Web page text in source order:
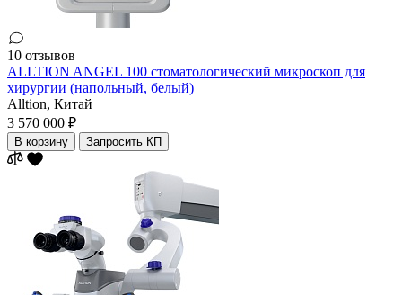
10 отзывов
ALLTION ANGEL 100 стоматологический микроскоп для
хирургии (напольный, белый)
Alltion, Китай
3 570 000 ₽
В корзину Запросить КП